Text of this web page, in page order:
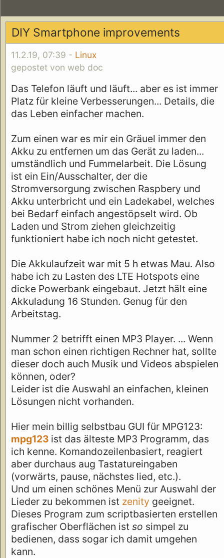
DIY Smartphone improvements
11.2.19, 07:39 - Linux
gepostet von web doc
Das Telefon läuft und läuft... aber es ist immer
Platz für kleine Verbesserungen... Details, die
das Leben einfacher machen.
Zum einen war es mir ein Gräuel immer den
Akku zu entfernen um das Gerät zu laden...
umständlich und Fummelarbeit. Die Lösung
ist ein Ein/Ausschalter, der die
Stromversorgung zwischen Raspbery und
Akku unterbricht und ein Ladekabel, welches
bei Bedarf einfach angestöpselt wird. Ob
Laden und Strom ziehen gleichzeitig
funktioniert habe ich noch nicht getestet.
Die Akkulaufzeit war mit 5 h etwas Mau. Also
habe ich zu Lasten des LTE Hotspots eine
dicke Powerbank eingebaut. Jetzt hält eine
Akkuladung 16 Stunden. Genug für den
Arbeitstag.
Nummer 2 betrifft einen MP3 Player. ... Wenn
man schon einen richtigen Rechner hat, sollte
dieser doch auch Musik und Videos abspielen
können, oder?
Leider ist die Auswahl an einfachen, kleinen
Lösungen nicht vorhanden.
Hier mein billig selbstbau GUI für MPG123:
mpg123 ist das älteste MP3 Programm, das
ich kenne. Komandozeilenbasiert, reagiert
aber durchaus aug Tastatureingaben
(vorwärts, pause, nächstes lied, etc.).
Und um einen schönes Menü zur Auswahl der
Lieder zu bekommen ist zenity geeignet.
Dieses Program zum scriptbasierten erstellen
grafischer Oberflächen ist so simpel zu
bedienen, dass sogar ich damit umgehen
kann.